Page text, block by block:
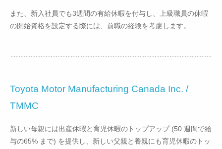
また、新入社員でも3週間の有給休暇を付与し、上級職員の休暇
の開始資格を設定する際には、前職の経験を考慮します。
Toyota Motor Manufacturing Canada Inc. /
TMMC
新しい母親には出産休暇と育児休暇のトップアップ (50 週間で給
与の65% まで) を提供し、新しい父親と養親にも育児休暇のトッ